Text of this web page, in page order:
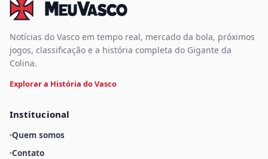
Notícias do Vasco em tempo real, mercado da bola, próximos
jogos, classificação e a história completa do Gigante da
Colina.
Explorar a História do Vasco
Institucional
Quem somos
Contato